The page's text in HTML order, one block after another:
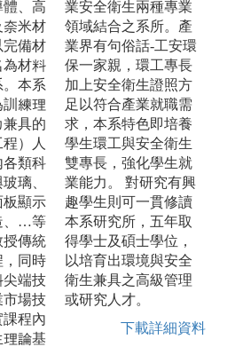
、高
奈米材
完備材
為材料
本系
訓練理
具的
）人
各類科
璃、
板顯示
、…等
授傳統
，同時
尖端技
市場技
程內
論基
業安全衛生兩種專業
領域結合之系所。產
業界有句俗話-工安環
保一家親，環工專長
加上安全衛生證照方
足以符合產業就職需
求，本系特色即培養
學生環工與安全衛生
雙專長，強化學生就
業能力。 對研究有興
趣學生則可一貫修讀
本系研究所，五年取
得學士及碩士學位，
以培育出環境與安全
衛生兼具之高級管理
或研究人才。
下載詳細資料